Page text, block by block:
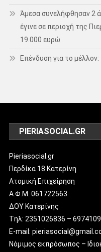
Άμεσα συνελήφθησαν 2
έγινε σε περιοχή της
19.000 ευρώ
Επένδυση για το
PIERIASOCIAL.GR
Pieriasocial.gr
Περδίκα 18 Κατερίνη
Ατομική Επιχείρηση
Α.Φ.Μ. 061722563
ΔΟΥ Κατερίνης
Tηλ: 2351026836 –
E-mail:
Νόμιμος εκπρόσωπος –